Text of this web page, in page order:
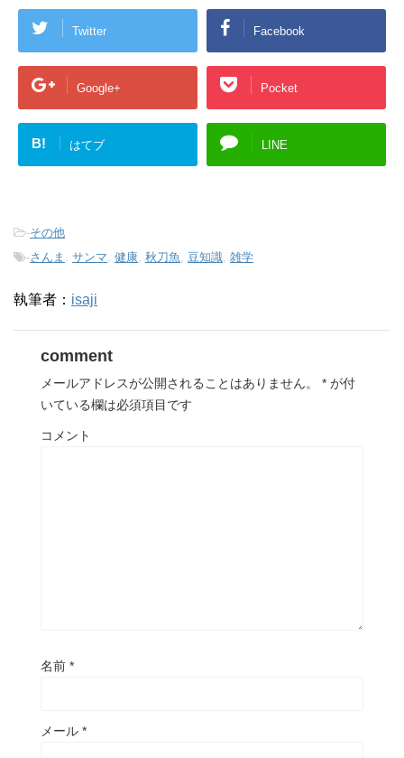
Twitter Facebook
Google+ Pocket
B! はてブ LINE
-その他
-さんま , サンマ, 健康, 秋刀魚, 豆知識, 雑学
執筆者： isaji
comment
メールアドレスが公開されることはありません。 * が付
いている欄は必須項目です
コメント
名前 *
メール *